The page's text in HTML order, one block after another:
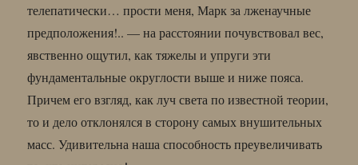
телепатически… прости меня, Марк за лженаучные
предположения!.. — на расстоянии почувствовал вес,
явственно ощутил, как тяжелы и упруги эти
фундаментальные округлости выше и ниже пояса.
Причем его взгляд, как луч света по известной теории,
то и дело отклонялся в сторону самых внушительных
масс. Удивительна наша способность преувеличивать